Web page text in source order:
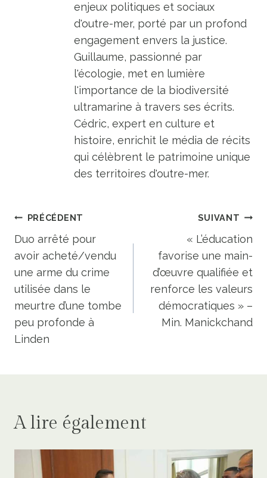
enjeux politiques et sociaux
d'outre-mer, porté par un profond
engagement envers la justice.
Guillaume, passionné par
l'écologie, met en lumière
l'importance de la biodiversité
ultramarine à travers ses écrits.
Cédric, expert en culture et
histoire, enrichit le média de récits
qui célèbrent le patrimoine unique
des territoires d'outre-mer.
Navigation
de
l’article
PRÉCÉDENT
Duo arrêté pour
avoir acheté/vendu
une arme du crime
utilisée dans le
meurtre d’une tombe
peu profonde à
Linden
SUIVANT
« L’éducation
favorise une main-
d’œuvre qualifiée et
renforce les valeurs
démocratiques » –
Min. Manickchand
A lire également